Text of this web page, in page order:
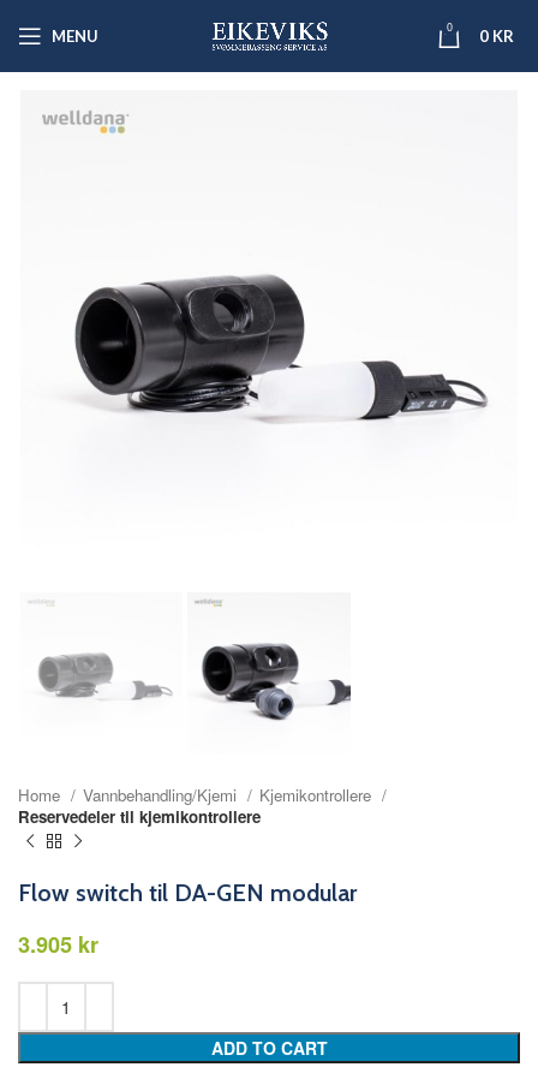
MENU 0 0 KR
Home Vannbehandling/Kjemi
Kjemikontrollere
Reservedeler til kjemikontrollere
Flow switch til DA-GEN modular
kr
ADD TO CART